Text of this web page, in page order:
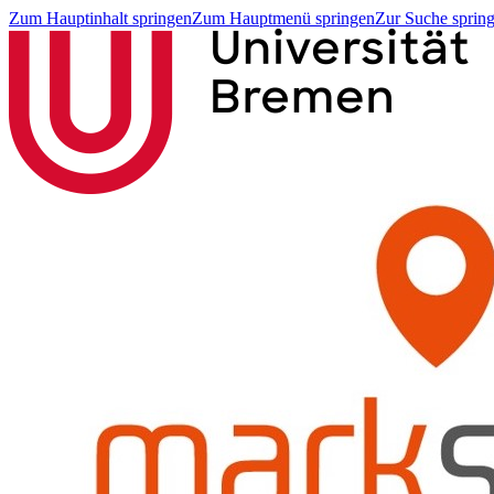
Zum Hauptinhalt springenZum Hauptmenü springenZur Suche